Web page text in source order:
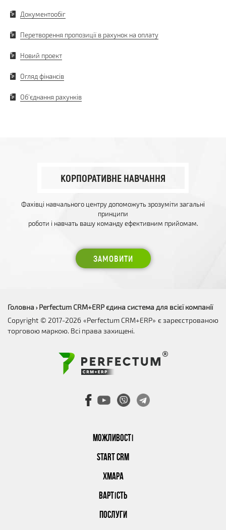
Документообіг
Перетворення пропозиції в рахунок на оплату
Новий проект
Огляд фінансів
Об'єднання рахунків
КОРПОРАТИВНЕ НАВЧАННЯ
Фахівці навчального центру допоможуть зрозуміти загальні
принципи
роботи і навчать вашу команду ефективним прийомам.
ЗАМОВИТИ
МОЖЛИВОСТІ
START CRM
ХМАРА
ВАРТІСТЬ
ПОСЛУГИ
Головна › Perfectum CRM+ERP єдина система для всієї компанії
Copyright © 2017-2026 «Perfectum CRM+ERP» є зареєстрованою
торговою маркою. Всі права захищені.